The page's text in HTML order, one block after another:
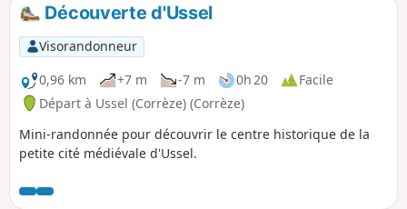
Découverte d'Ussel
Visorandonneur
0,96 km
+7 m -7 m 0h 20
Facile
Départ à Ussel (Corrèze) (Corrèze)
Mini-randonnée pour découvrir le centre historique de la
petite cité médiévale d'Ussel.